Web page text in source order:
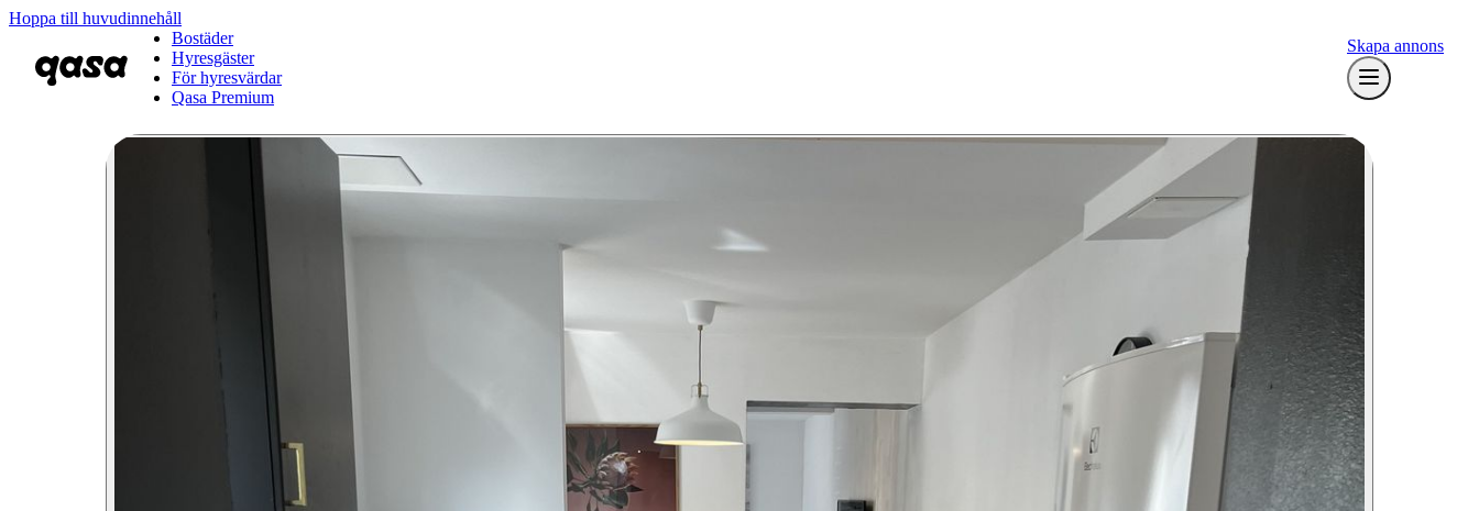
Hoppa till huvudinnehåll
Bostäder
Hyresgäster
För hyresvärdar
Qasa Premium
Skapa annons